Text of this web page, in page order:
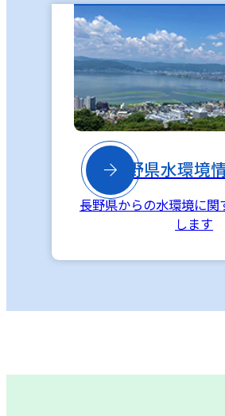
長野県水環境
長野県からの水環境に関
します